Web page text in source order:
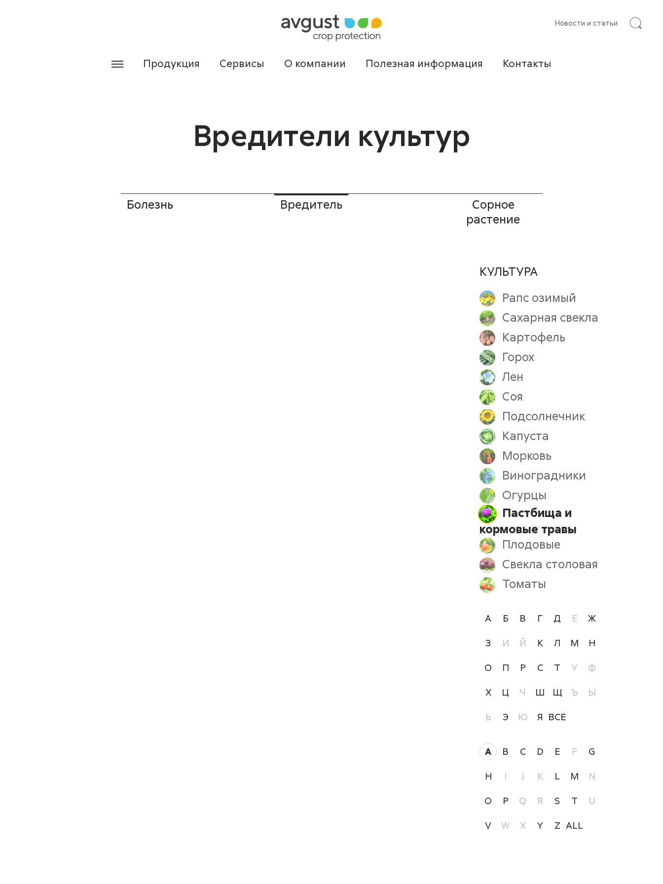
Новости и статьи
Продукция Сервисы О компании Полезная информация Контакты
Вредители культур
Болезнь Вредитель
Сорное
растение
КУЛЬТУРА
Рапс озимый
Сахарная свекла
Картофель
Горох
Лен
Соя
Подсолнечник
Капуста
Морковь
Виноградники
Огурцы
Пастбища и
кормовые травы
Плодовые
Свекла столовая
Томаты
А Б В Г Д Е Ж
З И Й К Л М Н
О П Р С Т У Ф
Х Ц Ч Ш Щ Ъ Ы
Ь Э Ю Я ВСЕ
A B C D E F G
H I J K L M N
O P Q R S T U
V W X Y Z ALL